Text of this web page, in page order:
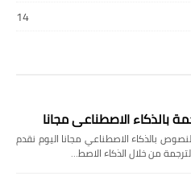
14
بالذكاء الاصطناعي مجانا
بالذكاء الاصطناعي مجانا اليوم نقدم
من خلال الذكاء الاصط…